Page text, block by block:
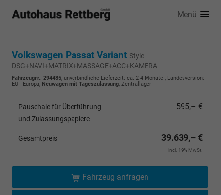
Menü
Volkswagen Passat Variant Style
DSG+NAVI+MATRIX+MASSAGE+ACC+KAMERA
Fahrzeugnr.: 294485, unverbindliche Lieferzeit: ca. 2-4 Monate , Landesversion:
EU - Europa, Neuwagen mit Tageszulassung, Zentrallager
Pauschale für Überführung
und Zulassungspapiere
595,– €
Gesamtpreis 39.639,– €
incl. 19% MwSt.
Fahrzeug anfragen